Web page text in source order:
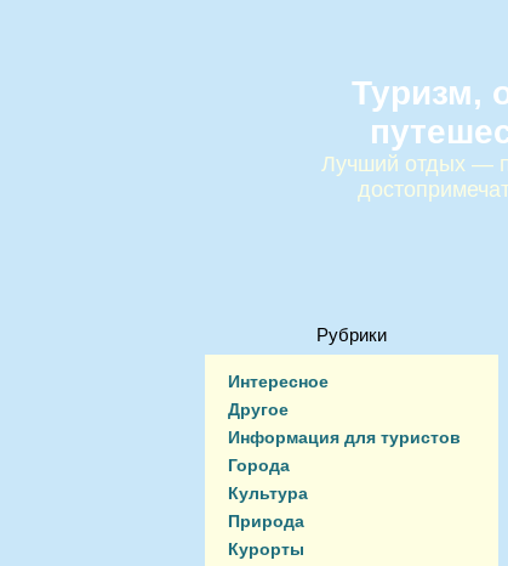
Туризм,
Лучший отдых —
Рубрики
Интересное
Другое
Информация для туристов
Города
Культура
Природа
Курорты